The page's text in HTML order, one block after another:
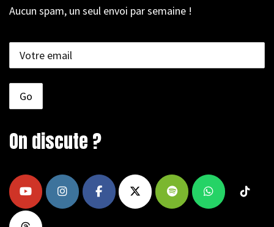
Aucun spam, un seul envoi par semaine !
On discute ?